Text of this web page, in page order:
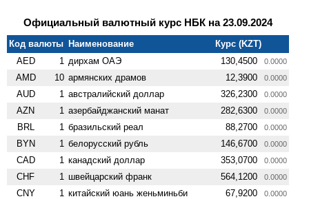
Официальный валютный курс НБК на 23.09.2024
Код валюты Наименование
Курс (KZT)
AED
1 дирхам ОАЭ 130,4500 0.0000
AMD 10 армянских драмов 12,3900 0.0000
AUD 1 австралийский доллар 326,2300 0.0000
AZN 1 азербайджанский манат 282,6300 0.0000
BRL 1 бразильский реал 88,2700 0.0000
BYN 1 белорусский рубль 146,6700 0.0000
CAD 1 канадский доллар 353,0700 0.0000
CHF 1 швейцарский франк 564,1200 0.0000
CNY 1 китайский юань женьминьби 67,9200 0.0000